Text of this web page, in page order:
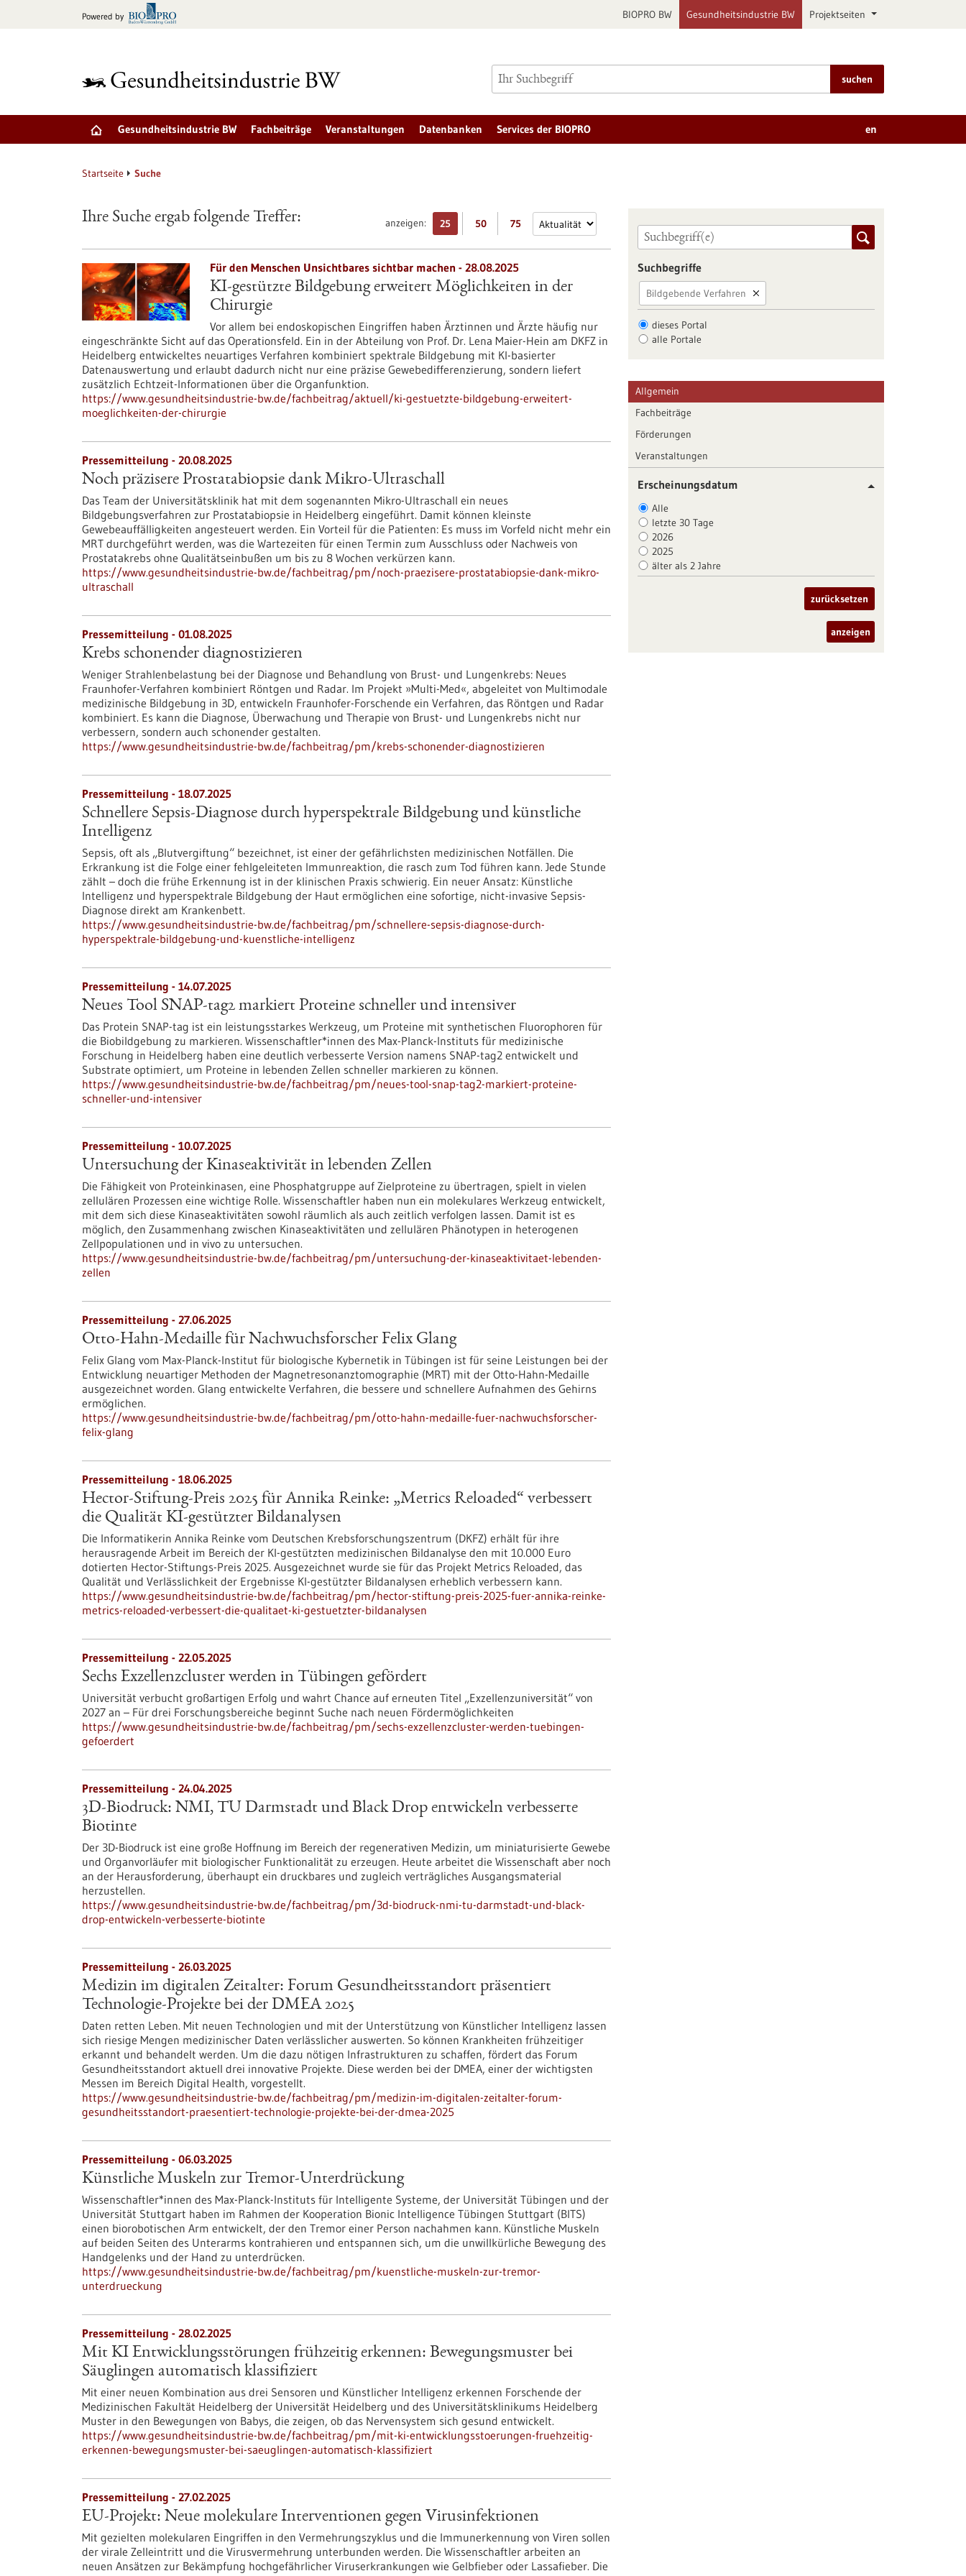
Powered by BIOPRO BW Gesundheitsindustrie BW Projektseiten
suchen
Gesundheitsindustrie BW Fachbeiträge Veranstaltungen Datenbanken Services der BIOPRO en
Startseite Suche
anzeigen: 25 50 75
Ihre Suche ergab folgende Treffer:
Für den Menschen Unsichtbares sichtbar machen - 28.08.2025
KI-gestützte Bildgebung erweitert Möglichkeiten in der
Chirurgie
Vor allem bei endoskopischen Eingriffen haben Ärztinnen und Ärzte häufig nur
eingeschränkte Sicht auf das Operationsfeld. Ein in der Abteilung von Prof. Dr. Lena Maier-Hein am DKFZ in
Heidelberg entwickeltes neuartiges Verfahren kombiniert spektrale Bildgebung mit KI-basierter
Datenauswertung und erlaubt dadurch nicht nur eine präzise Gewebedifferenzierung, sondern liefert
zusätzlich Echtzeit-Informationen über die Organfunktion.
https://www.gesundheitsindustrie-bw.de/fachbeitrag/aktuell/ki-gestuetzte-bildgebung-erweitert-
moeglichkeiten-der-chirurgie
Pressemitteilung - 20.08.2025
Noch präzisere Prostatabiopsie dank Mikro-Ultraschall
Das Team der Universitätsklinik hat mit dem sogenannten Mikro-Ultraschall ein neues
Bildgebungsverfahren zur Prostatabiopsie in Heidelberg eingeführt. Damit können kleinste
Gewebeauffälligkeiten angesteuert werden. Ein Vorteil für die Patienten: Es muss im Vorfeld nicht mehr ein
MRT durchgeführt werden, was die Wartezeiten für einen Termin zum Ausschluss oder Nachweis von
Prostatakrebs ohne Qualitätseinbußen um bis zu 8 Wochen verkürzen kann.
https://www.gesundheitsindustrie-bw.de/fachbeitrag/pm/noch-praezisere-prostatabiopsie-dank-mikro-
ultraschall
Pressemitteilung - 01.08.2025
Krebs schonender diagnostizieren
Weniger Strahlenbelastung bei der Diagnose und Behandlung von Brust- und Lungenkrebs: Neues
Fraunhofer-Verfahren kombiniert Röntgen und Radar. Im Projekt »Multi-Med«, abgeleitet von Multimodale
medizinische Bildgebung in 3D, entwickeln Fraunhofer-Forschende ein Verfahren, das Röntgen und Radar
kombiniert. Es kann die Diagnose, Überwachung und Therapie von Brust- und Lungenkrebs nicht nur
verbessern, sondern auch schonender gestalten.
https://www.gesundheitsindustrie-bw.de/fachbeitrag/pm/krebs-schonender-diagnostizieren
Pressemitteilung - 18.07.2025
Schnellere Sepsis-Diagnose durch hyperspektrale Bildgebung und künstliche
Intelligenz
Sepsis, oft als „Blutvergiftung“ bezeichnet, ist einer der gefährlichsten medizinischen Notfällen. Die
Erkrankung ist die Folge einer fehlgeleiteten Immunreaktion, die rasch zum Tod führen kann. Jede Stunde
zählt – doch die frühe Erkennung ist in der klinischen Praxis schwierig. Ein neuer Ansatz: Künstliche
Intelligenz und hyperspektrale Bildgebung der Haut ermöglichen eine sofortige, nicht-invasive Sepsis-
Diagnose direkt am Krankenbett.
https://www.gesundheitsindustrie-bw.de/fachbeitrag/pm/schnellere-sepsis-diagnose-durch-
hyperspektrale-bildgebung-und-kuenstliche-intelligenz
Pressemitteilung - 14.07.2025
Neues Tool SNAP-tag2 markiert Proteine schneller und intensiver
Das Protein SNAP-tag ist ein leistungsstarkes Werkzeug, um Proteine mit synthetischen Fluorophoren für
die Biobildgebung zu markieren. Wissenschaftler*innen des Max-Planck-Instituts für medizinische
Forschung in Heidelberg haben eine deutlich verbesserte Version namens SNAP-tag2 entwickelt und
Substrate optimiert, um Proteine in lebenden Zellen schneller markieren zu können.
https://www.gesundheitsindustrie-bw.de/fachbeitrag/pm/neues-tool-snap-tag2-markiert-proteine-
schneller-und-intensiver
Pressemitteilung - 10.07.2025
Untersuchung der Kinaseaktivität in lebenden Zellen
Die Fähigkeit von Proteinkinasen, eine Phosphatgruppe auf Zielproteine zu übertragen, spielt in vielen
zellulären Prozessen eine wichtige Rolle. Wissenschaftler haben nun ein molekulares Werkzeug entwickelt,
mit dem sich diese Kinaseaktivitäten sowohl räumlich als auch zeitlich verfolgen lassen. Damit ist es
möglich, den Zusammenhang zwischen Kinaseaktivitäten und zellulären Phänotypen in heterogenen
Zellpopulationen und in vivo zu untersuchen.
https://www.gesundheitsindustrie-bw.de/fachbeitrag/pm/untersuchung-der-kinaseaktivitaet-lebenden-
zellen
Pressemitteilung - 27.06.2025
Otto-Hahn-Medaille für Nachwuchsforscher Felix Glang
Felix Glang vom Max-Planck-Institut für biologische Kybernetik in Tübingen ist für seine Leistungen bei der
Entwicklung neuartiger Methoden der Magnetresonanztomographie (MRT) mit der Otto-Hahn-Medaille
ausgezeichnet worden. Glang entwickelte Verfahren, die bessere und schnellere Aufnahmen des Gehirns
ermöglichen.
https://www.gesundheitsindustrie-bw.de/fachbeitrag/pm/otto-hahn-medaille-fuer-nachwuchsforscher-
felix-glang
Pressemitteilung - 18.06.2025
Hector-Stiftung-Preis 2025 für Annika Reinke: „Metrics Reloaded“ verbessert
die Qualität KI-gestützter Bildanalysen
Die Informatikerin Annika Reinke vom Deutschen Krebsforschungszentrum (DKFZ) erhält für ihre
herausragende Arbeit im Bereich der KI-gestützten medizinischen Bildanalyse den mit 10.000 Euro
dotierten Hector-Stiftungs-Preis 2025. Ausgezeichnet wurde sie für das Projekt Metrics Reloaded, das
Qualität und Verlässlichkeit der Ergebnisse KI-gestützter Bildanalysen erheblich verbessern kann.
https://www.gesundheitsindustrie-bw.de/fachbeitrag/pm/hector-stiftung-preis-2025-fuer-annika-reinke-
metrics-reloaded-verbessert-die-qualitaet-ki-gestuetzter-bildanalysen
Pressemitteilung - 22.05.2025
Sechs Exzellenzcluster werden in Tübingen gefördert
Universität verbucht großartigen Erfolg und wahrt Chance auf erneuten Titel „Exzellenzuniversität“ von
2027 an – Für drei Forschungsbereiche beginnt Suche nach neuen Fördermöglichkeiten
https://www.gesundheitsindustrie-bw.de/fachbeitrag/pm/sechs-exzellenzcluster-werden-tuebingen-
gefoerdert
Pressemitteilung - 24.04.2025
3D-Biodruck: NMI, TU Darmstadt und Black Drop entwickeln verbesserte
Biotinte
Der 3D-Biodruck ist eine große Hoffnung im Bereich der regenerativen Medizin, um miniaturisierte Gewebe
und Organvorläufer mit biologischer Funktionalität zu erzeugen. Heute arbeitet die Wissenschaft aber noch
an der Herausforderung, überhaupt ein druckbares und zugleich verträgliches Ausgangsmaterial
herzustellen.
https://www.gesundheitsindustrie-bw.de/fachbeitrag/pm/3d-biodruck-nmi-tu-darmstadt-und-black-
drop-entwickeln-verbesserte-biotinte
Pressemitteilung - 26.03.2025
Medizin im digitalen Zeitalter: Forum Gesundheitsstandort präsentiert
Technologie-Projekte bei der DMEA 2025
Daten retten Leben. Mit neuen Technologien und mit der Unterstützung von Künstlicher Intelligenz lassen
sich riesige Mengen medizinischer Daten verlässlicher auswerten. So können Krankheiten frühzeitiger
erkannt und behandelt werden. Um die dazu nötigen Infrastrukturen zu schaffen, fördert das Forum
Gesundheitsstandort aktuell drei innovative Projekte. Diese werden bei der DMEA, einer der wichtigsten
Messen im Bereich Digital Health, vorgestellt.
https://www.gesundheitsindustrie-bw.de/fachbeitrag/pm/medizin-im-digitalen-zeitalter-forum-
gesundheitsstandort-praesentiert-technologie-projekte-bei-der-dmea-2025
Pressemitteilung - 06.03.2025
Künstliche Muskeln zur Tremor-Unterdrückung
Wissenschaftler*innen des Max-Planck-Instituts für Intelligente Systeme, der Universität Tübingen und der
Universität Stuttgart haben im Rahmen der Kooperation Bionic Intelligence Tübingen Stuttgart (BITS)
einen biorobotischen Arm entwickelt, der den Tremor einer Person nachahmen kann. Künstliche Muskeln
auf beiden Seiten des Unterarms kontrahieren und entspannen sich, um die unwillkürliche Bewegung des
Handgelenks und der Hand zu unterdrücken.
https://www.gesundheitsindustrie-bw.de/fachbeitrag/pm/kuenstliche-muskeln-zur-tremor-
unterdrueckung
Pressemitteilung - 28.02.2025
Mit KI Entwicklungsstörungen frühzeitig erkennen: Bewegungsmuster bei
Säuglingen automatisch klassifiziert
Mit einer neuen Kombination aus drei Sensoren und Künstlicher Intelligenz erkennen Forschende der
Medizinischen Fakultät Heidelberg der Universität Heidelberg und des Universitätsklinikums Heidelberg
Muster in den Bewegungen von Babys, die zeigen, ob das Nervensystem sich gesund entwickelt.
https://www.gesundheitsindustrie-bw.de/fachbeitrag/pm/mit-ki-entwicklungsstoerungen-fruehzeitig-
erkennen-bewegungsmuster-bei-saeuglingen-automatisch-klassifiziert
Pressemitteilung - 27.02.2025
EU-Projekt: Neue molekulare Interventionen gegen Virusinfektionen
Mit gezielten molekularen Eingriffen in den Vermehrungszyklus und die Immunerkennung von Viren sollen
der virale Zelleintritt und die Virusvermehrung unterbunden werden. Die Wissenschaftler arbeiten an
neuen Ansätzen zur Bekämpfung hochgefährlicher Viruserkrankungen wie Gelbfieber oder Lassafieber. Die
Suchbegriffe
Bildgebende Verfahren
dieses Portal
alle Portale
Allgemein
Fachbeiträge
Förderungen
Veranstaltungen
Erscheinungsdatum
Alle
letzte 30 Tage
2026
2025
älter als 2 Jahre
zurücksetzen
anzeigen